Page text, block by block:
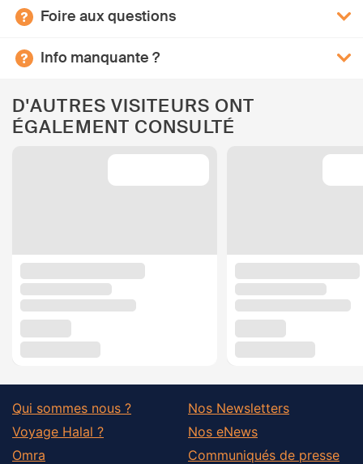
Foire aux questions
Info manquante ?
D'AUTRES VISITEURS ONT
ÉGALEMENT CONSULTÉ
Qui sommes nous ?
Voyage Halal ?
Omra
Nos Newsletters
Nos eNews
Communiqués de presse